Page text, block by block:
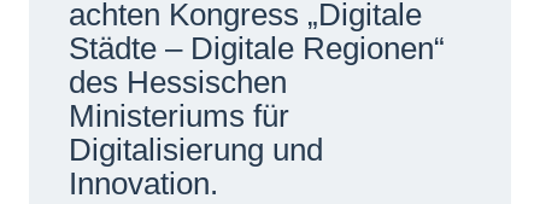
achten Kongress „Digitale
Städte – Digitale Regionen“
des Hessischen
Ministeriums für
Digitalisierung und
Innovation.